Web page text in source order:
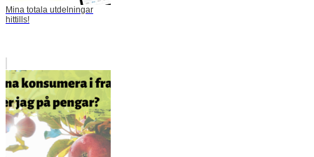
Mina totala utdelningar
hittills!